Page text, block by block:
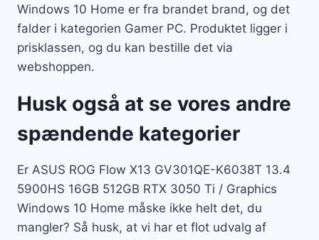
Windows 10 Home er fra brandet brand, og det
falder i kategorien Gamer PC. Produktet ligger i
prisklassen, og du kan bestille det via
webshoppen.
Husk også at se vores andre
spændende kategorier
Er ASUS ROG Flow X13 GV301QE-K6038T 13.4
5900HS 16GB 512GB RTX 3050 Ti / Graphics
Windows 10 Home måske ikke helt det, du
mangler? Så husk, at vi har et flot udvalg af